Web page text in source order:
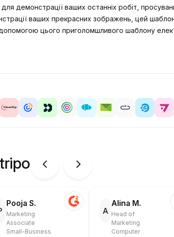
демонстрації ваших останніх робіт,
ваших прекрасних зображень, цей
допомогою цього приголомшливого шаблону
Pooja S.
Marketing
Associate
Small-Business
A
Alina M.
Head of
Marketing
Computer